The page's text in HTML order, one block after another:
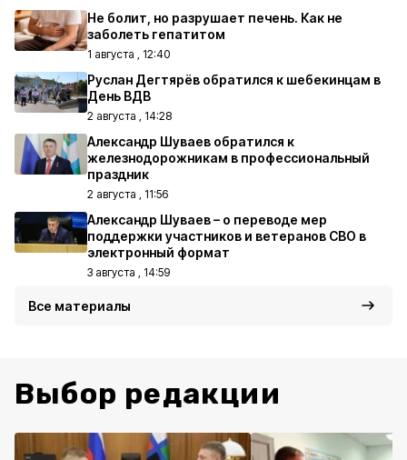
Не болит, но разрушает печень. Как не
заболеть гепатитом
1 августа , 12:40
Руслан Дегтярёв обратился к шебекинцам в
День ВДВ
2 августа , 14:28
Александр Шуваев обратился к
железнодорожникам в профессиональный
праздник
2 августа , 11:56
Александр Шуваев – о переводе мер
поддержки участников и ветеранов СВО в
электронный формат
3 августа , 14:59
Все материалы
Выбор редакции